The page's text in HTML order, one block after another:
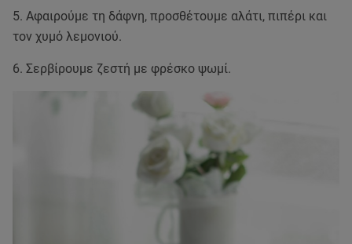
5. Αφαιρούμε τη δάφνη, προσθέτουμε αλάτι, πιπέρι και
τον χυμό λεμονιού.
6. Σερβίρουμε ζεστή με φρέσκο ψωμί.